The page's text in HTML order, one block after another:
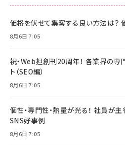
価格を伏せて集客する良い方法は？
8月6日 7:05
祝・Web担創刊20周年！ 各業界の専
ト（SEO編）
8月6日 7:05
個性・専門性・熱量が光る！ 社員が
SNS好事例
8月6日 7:05